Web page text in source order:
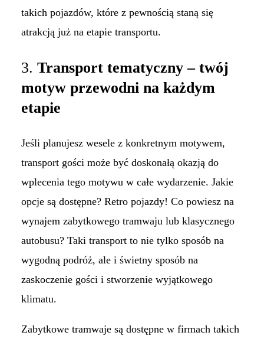
takich pojazdów, które z pewnością staną się
atrakcją już na etapie transportu.
3. Transport tematyczny – twój
motyw przewodni na każdym
etapie
Jeśli planujesz wesele z konkretnym motywem,
transport gości może być doskonałą okazją do
wplecenia tego motywu w całe wydarzenie. Jakie
opcje są dostępne? Retro pojazdy! Co powiesz na
wynajem zabytkowego tramwaju lub klasycznego
autobusu? Taki transport to nie tylko sposób na
wygodną podróż, ale i świetny sposób na
zaskoczenie gości i stworzenie wyjątkowego
klimatu.
Zabytkowe tramwaje są dostępne w firmach takich